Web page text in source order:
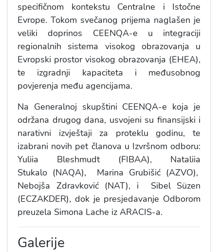
specifičnom kontekstu Centralne i Istočne
Evrope. Tokom svečanog prijema naglašen je
veliki doprinos CEENQA-e u integraciji
regionalnih sistema visokog obrazovanja u
Evropski prostor visokog obrazovanja (EHEA),
te izgradnji kapaciteta i međusobnog
povjerenja među agencijama.
​​Na Generalnoj skupštini CEENQA-e koja je
održana drugog dana, usvojeni su finansijski i
narativni izvještaji za proteklu godinu, te
izabrani novih pet članova u Izvršnom odboru:
Yuliia Bleshmudt (FIBAA), Nataliia
Stukalo (NAQA), Marina Grubišić (AZVO),
Nebojša Zdravković (NAT), i Sibel Süzen
(ECZAKDER), dok je presjedavanje Odborom
preuzela Simona Lache iz ARACIS-a.
Galerije